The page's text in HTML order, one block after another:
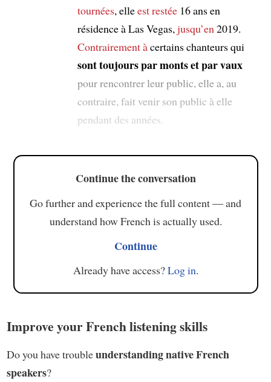
tournées, elleest restée16 ans en
résidence à Las Vegas, jusqu’en 2019.
Contrairement àcertains chanteurs qui
sont toujours par monts et par vaux
pour rencontrer leur public, elle a, au
contraire, fait venir son public à elle
pendant des années.
Continue the conversation
Go further and experience the full content — and
understand how French is actually used.
Continue
Already have access?Log in.
Improve your French listening skills
Do you have troubleunderstanding native French
speakers?